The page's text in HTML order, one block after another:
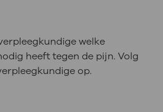
welke
heeft tegen de pijn. Volg
op.